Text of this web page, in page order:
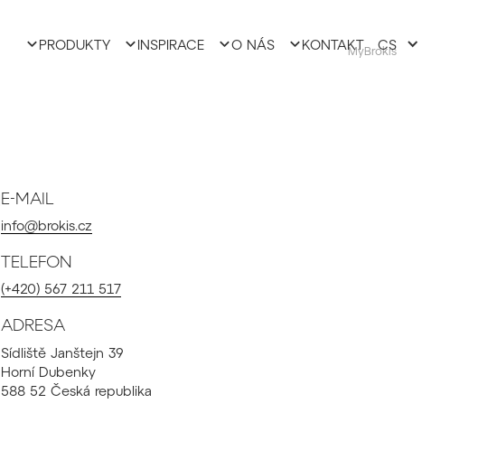
MyBrokis
PRODUKTY INSPIRACE O NÁS KONTAKT CS
E-MAIL
info@brokis.cz
TELEFON
(+420) 567 211 517
ADRESA
Sídliště Janštejn 39
Horní Dubenky
588 52 Česká republika